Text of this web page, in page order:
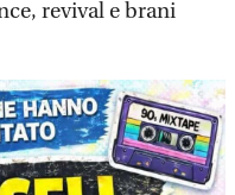
revival e brani